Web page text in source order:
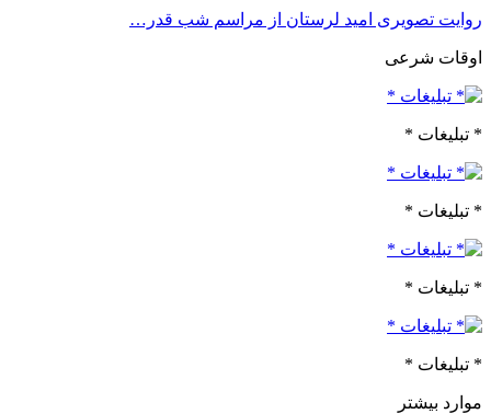
روایت تصویری امید لرستان از مراسم شب قدر…
اوقات شرعی
* تبلیغات *
* تبلیغات *
* تبلیغات *
* تبلیغات *
موارد بیشتر